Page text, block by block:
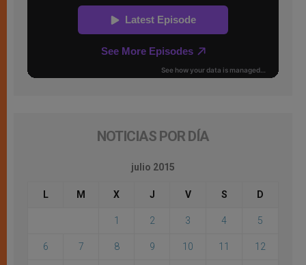
NOTICIAS POR DÍA
julio 2015
L M X J V S D
1 2 3 4 5
6 7 8 9 10 11 12